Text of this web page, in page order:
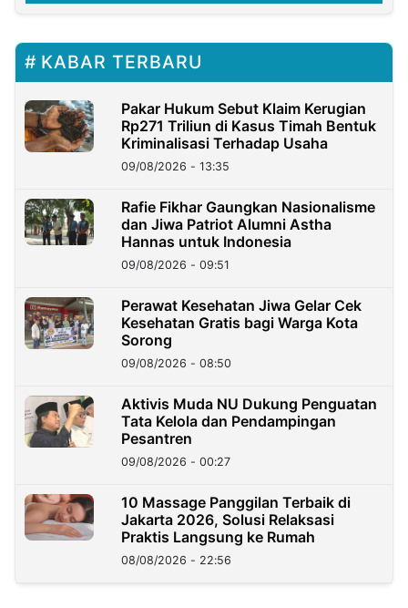
KABAR TERBARU
Pakar Hukum Sebut Klaim Kerugian
Rp271 Triliun di Kasus Timah Bentuk
Kriminalisasi Terhadap Usaha
09/08/2026 - 13:35
Rafie Fikhar Gaungkan Nasionalisme
dan Jiwa Patriot Alumni Astha
Hannas untuk Indonesia
09/08/2026 - 09:51
Perawat Kesehatan Jiwa Gelar Cek
Kesehatan Gratis bagi Warga Kota
Sorong
09/08/2026 - 08:50
Aktivis Muda NU Dukung Penguatan
Tata Kelola dan Pendampingan
Pesantren
09/08/2026 - 00:27
10 Massage Panggilan Terbaik di
Jakarta 2026, Solusi Relaksasi
Praktis Langsung ke Rumah
08/08/2026 - 22:56